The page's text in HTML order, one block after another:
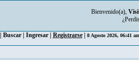
Bienvenido(a),
Buscar| Ingresar| Registrarse| 8 Agosto 2026, 06:41